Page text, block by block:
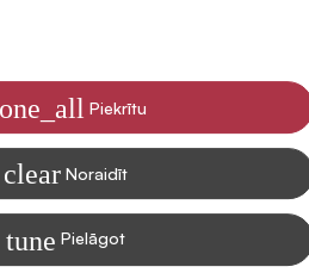
jaunumus savā e-pastā
Jūsu datus mārketinga nolūkiem,
Piekrītu
clear Noraidīt
tune Pielāgot